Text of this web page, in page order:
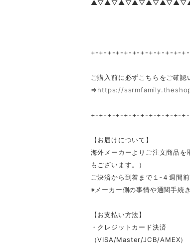
+-+-+-+-+-+-+-+-+-+-+-
ご購入前に必ずこちらをご確認
⇒https://
+-+-+-+-+-+-+-+-+-+-+-
【お届けについて】
海外メーカーよりご注文商品
もございます。）
ご決済から到着まで１‐４週間
※メーカー側の事情や通関手続
【お支払い方法】
・クレジットカード決済
（VISA/Master/JCB/AMEX）